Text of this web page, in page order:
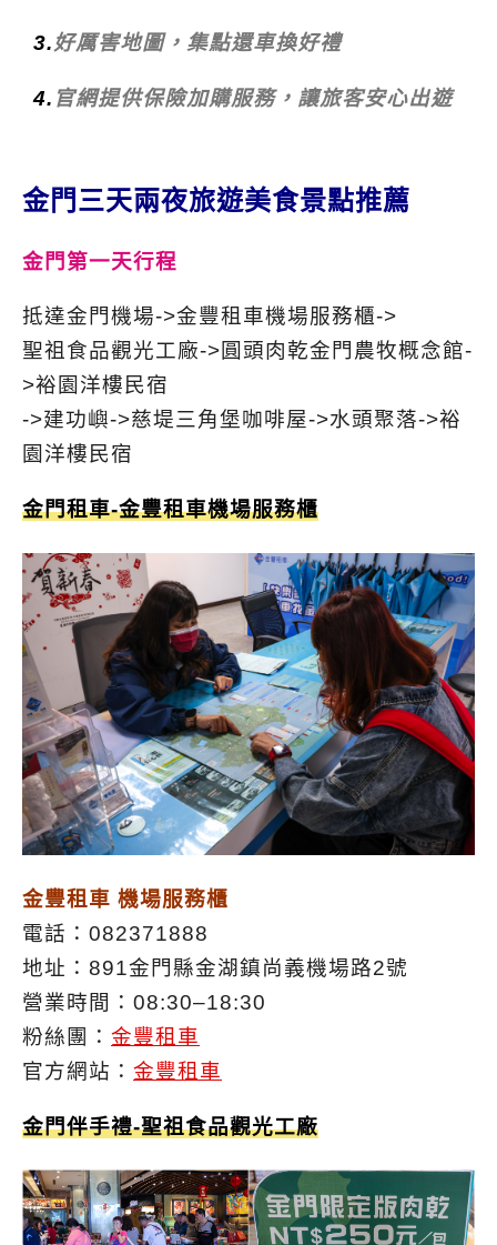
3.好厲害地圖，集點還車換好禮
4. 官網提供保險加購服務，讓旅客安心出遊
金門三天兩夜旅遊美食景點推薦
金門第一天行程
抵達金門機場->金豐租車機場服務櫃->
聖祖食品觀光工廠->圓頭肉乾金門農牧概念館-
>裕園洋樓民宿
->建功嶼->慈堤三角堡咖啡屋->水頭聚落->裕
園洋樓民宿
金門租車-金豐租車機場服務櫃
金豐租車 機場服務櫃
電話：082371888
地址：891金門縣金湖鎮尚義機場路2號
營業時間：08:30–18:30
粉絲團： 金豐租車
官方網站： 金豐租車
金門伴手禮-聖祖食品觀光工廠